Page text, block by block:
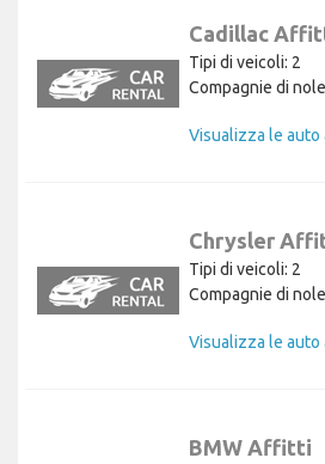
Cadillac
Tipi di veicoli: 2
Compagnie di
Visualizza le auto
Chrysler
Tipi di veicoli: 2
Compagnie di
Visualizza le auto
BMW Affitti